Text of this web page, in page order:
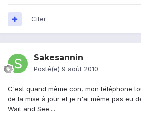
Citer
Sakesannin
Posté(e) 9 août 2010
C'est quand même con, mon téléphone
de la mise à jour et je n'ai même pas eu
Wait and See....